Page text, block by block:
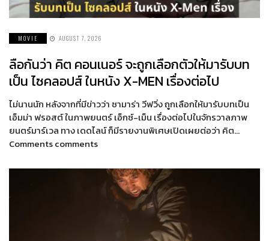
MOVIE AUGUST 7, 2026
ลือกันว่า คิต คอนเนอร์ จะถูกเลือกตัวให้มารับบท
เป็น ไซคลอปส์ ในหนัง X-MEN เรื่องต่อไป
ไม่นานนัก หลังจากที่มีข่าวว่า ซามาร่า วีฟวิ่ง ถูกเลือกให้มารับบทเป็น
เอ็มม่า ฟรอสต์ ในภาพยนตร์ เอ็กซ์-เม็น เรื่องต่อไปในจักรวาลภาพ
ยนตร์มาร์เวล ทาง เดดไลน์ ก็มีรายงานพิเศษเปิดเผยต่อว่า คิต…
Comments comments